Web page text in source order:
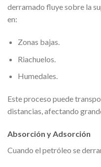
derramado fluye sobre la
en:
Zonas bajas.
Riachuelos.
Humedales.
Este proceso puede
distancias, afectando
Absorción y Adsorción
Cuando el petróleo se